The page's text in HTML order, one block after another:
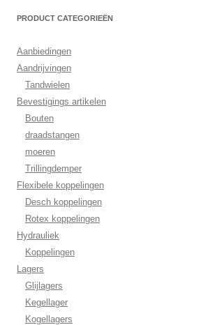
PRODUCT CATEGORIEËN
Aanbiedingen
Aandrijvingen
Tandwielen
Bevestigings artikelen
Bouten
draadstangen
moeren
Trillingdemper
Flexibele koppelingen
Desch koppelingen
Rotex koppelingen
Hydrauliek
Koppelingen
Lagers
Glijlagers
Kegellager
Kogellagers